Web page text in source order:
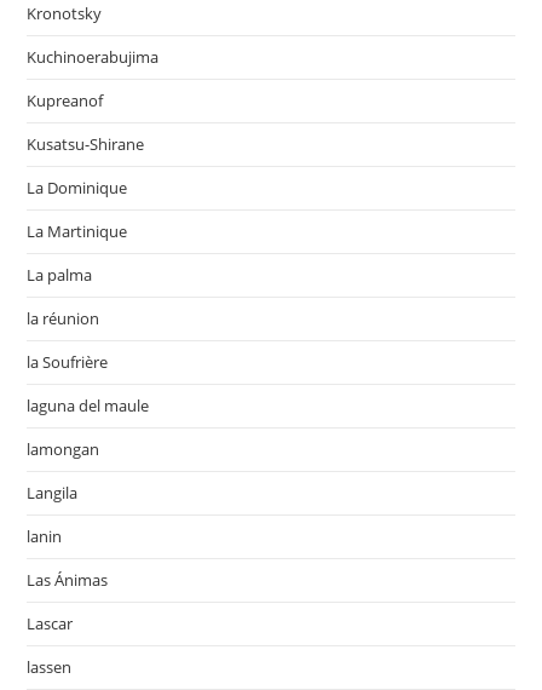
Kronotsky
Kuchinoerabujima
Kupreanof
Kusatsu-Shirane
La Dominique
La Martinique
La palma
la réunion
la Soufrière
laguna del maule
lamongan
Langila
lanin
Las Ánimas
Lascar
lassen